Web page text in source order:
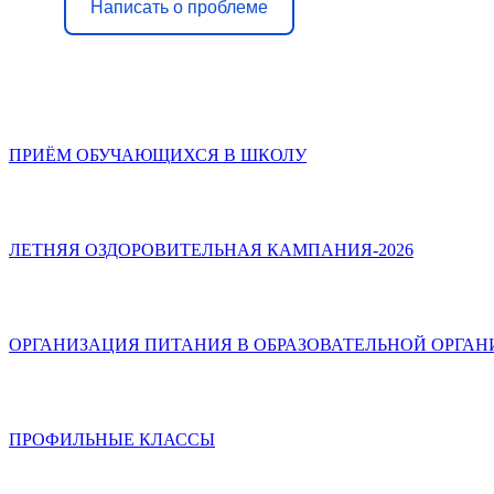
Написать о проблеме
ПРИЁМ ОБУЧАЮЩИХСЯ В ШКОЛУ
ЛЕТНЯЯ ОЗДОРОВИТЕЛЬНАЯ КАМПАНИЯ-2026
ОРГАНИЗАЦИЯ ПИТАНИЯ В ОБРАЗОВАТЕЛЬНОЙ
ПРОФИЛЬНЫЕ КЛАССЫ